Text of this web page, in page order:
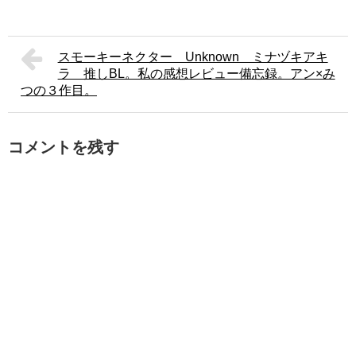
スモーキーネクター Unknown ミナヅキアキ
ラ 推しBL。私の感想レビュー備忘録。アン×み
つの３作目。
コメントを残す